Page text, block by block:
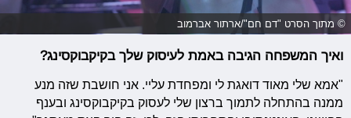
© מתוך הסרט "דם חם"/ארתור אברמוב
ואיך המשפחה הגיבה באמת לעיסוק שלך בקיקבוקסינג?
"אמא שלי מאוד דואגת לי ומפחדת עליי. אני חושבת שזה מנע
ממנה בהתחלה לתמוך ברצון שלי לעסוק בקיקבוקסינג ובענף